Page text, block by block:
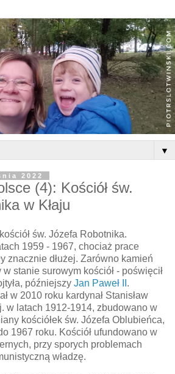
▼
2022
(4): Kościół św.
w Kłaju
św. Józefa Robotnika.
1959 - 1967, chociaż prace
znacznie dłużej. Zarówno kamień
stanie surowym kościół - poświęcił
późniejszy Jan Paweł II .
w 2010 roku kardynał Stanisław
w latach 1912-1914, zbudowano w
kościółek św. Józefa Oblubieńca,
1967 roku. Kościół ufundowano w
przy sporych problemach
władzę.